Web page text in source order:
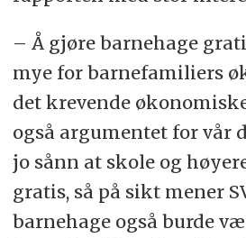
– Å gjøre barnehage
mye for barnefamiliers
det krevende
også argumentet for vår
jo sånn at skole og
gratis, så på sikt mener
barnehage også burde